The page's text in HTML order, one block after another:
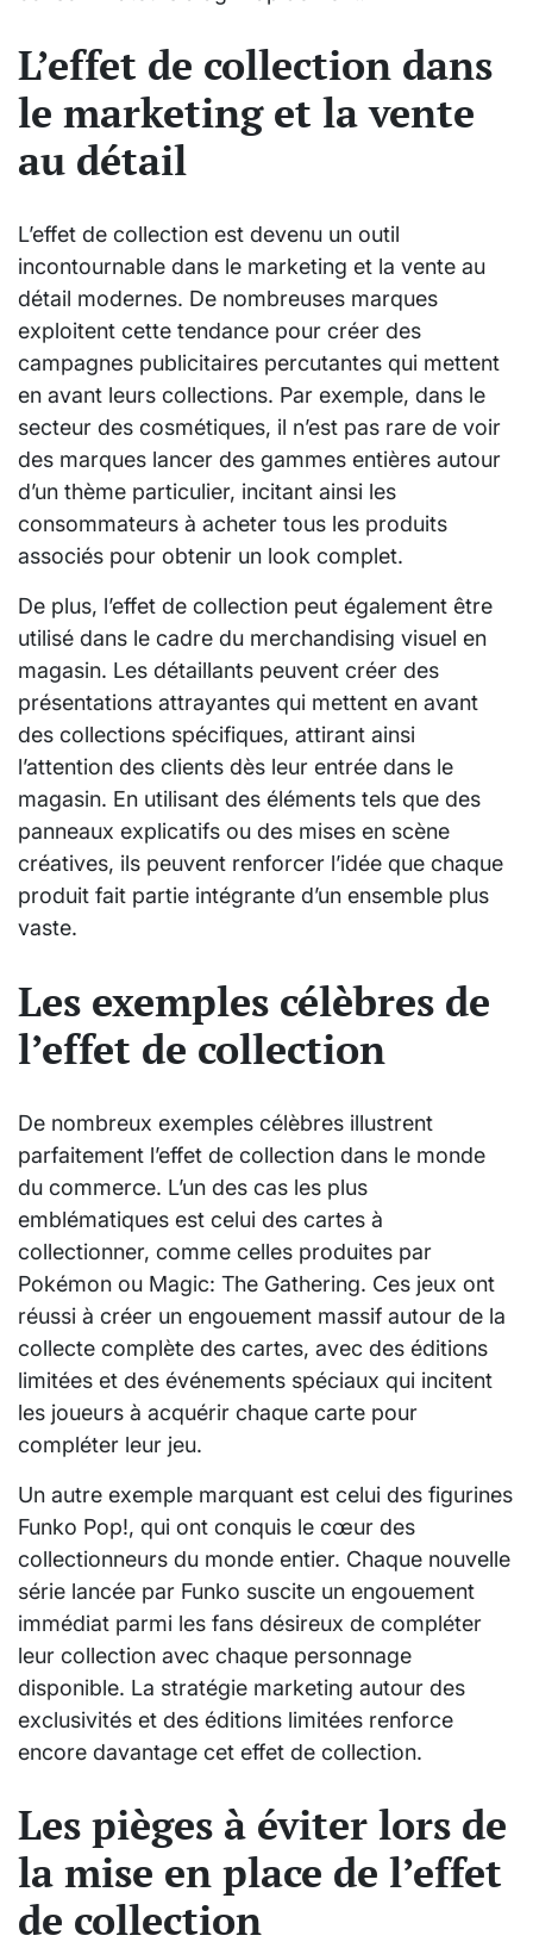
L’effet de collection dans
le marketing et la vente
au détail
L’effet de collection est devenu un outil
incontournable dans le marketing et la vente au
détail modernes. De nombreuses marques
exploitent cette tendance pour créer des
campagnes publicitaires percutantes qui mettent
en avant leurs collections. Par exemple, dans le
secteur des cosmétiques, il n’est pas rare de voir
des marques lancer des gammes entières autour
d’un thème particulier, incitant ainsi les
consommateurs à acheter tous les produits
associés pour obtenir un look complet.
De plus, l’effet de collection peut également être
utilisé dans le cadre du merchandising visuel en
magasin. Les détaillants peuvent créer des
présentations attrayantes qui mettent en avant
des collections spécifiques, attirant ainsi
l’attention des clients dès leur entrée dans le
magasin. En utilisant des éléments tels que des
panneaux explicatifs ou des mises en scène
créatives, ils peuvent renforcer l’idée que chaque
produit fait partie intégrante d’un ensemble plus
vaste.
Les exemples célèbres de
l’effet de collection
De nombreux exemples célèbres illustrent
parfaitement l’effet de collection dans le monde
du commerce. L’un des cas les plus
emblématiques est celui des cartes à
collectionner, comme celles produites par
Pokémon ou Magic: The Gathering. Ces jeux ont
réussi à créer un engouement massif autour de la
collecte complète des cartes, avec des éditions
limitées et des événements spéciaux qui incitent
les joueurs à acquérir chaque carte pour
compléter leur jeu.
Un autre exemple marquant est celui des figurines
Funko Pop!, qui ont conquis le cœur des
collectionneurs du monde entier. Chaque nouvelle
série lancée par Funko suscite un engouement
immédiat parmi les fans désireux de compléter
leur collection avec chaque personnage
disponible. La stratégie marketing autour des
exclusivités et des éditions limitées renforce
encore davantage cet effet de collection.
Les pièges à éviter lors de
la mise en place de l’effet
de collection